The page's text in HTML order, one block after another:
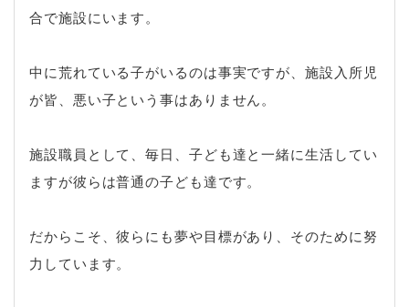
合で施設にいます。
中に荒れている子がいるのは事実ですが、施設入所児
が皆、悪い子という事はありません。
施設職員として、毎日、子ども達と一緒に生活してい
ますが彼らは普通の子ども達です。
だからこそ、彼らにも夢や目標があり、そのために努
力しています。